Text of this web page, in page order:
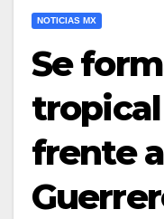
NOTICIAS MX
Se
frente